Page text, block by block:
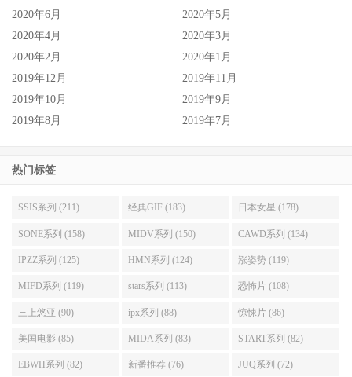
2020年6月
2020年5月
2020年4月
2020年3月
2020年2月
2020年1月
2019年12月
2019年11月
2019年10月
2019年9月
2019年8月
2019年7月
热门标签
SSIS系列 (211) 经典GIF (183) 日本女星 (178)
SONE系列 (158) MIDV系列 (150) CAWD系列 (134)
IPZZ系列 (125) HMN系列 (124) 涨姿势 (119)
MIFD系列 (119) stars系列 (113) 恐怖片 (108)
三上悠亚 (90) ipx系列 (88) 惊悚片 (86)
美国电影 (85) MIDA系列 (83) START系列 (82)
EBWH系列 (82) 新番推荐 (76) JUQ系列 (72)